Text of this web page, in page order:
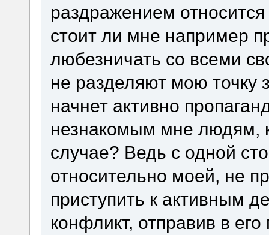
раздражением
стоит ли мне например
любезничать со всеми
не разделяют мою точку
начнет активно
незнакомым мне людям,
случае? Ведь с одной
относительно моей, не
приступить к активным
конфликт, отправив в